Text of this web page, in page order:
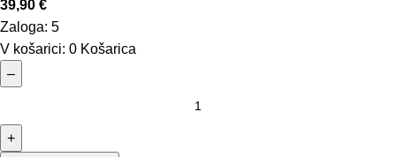
39,90 €
Zaloga: 5
V košarici: 0 Košarica
–
+